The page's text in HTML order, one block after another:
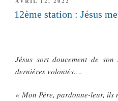
LE
12ème station : Jésus
Jésus sort doucement de
dernières volontés….
« Mon Père, pardonne-leur, ils